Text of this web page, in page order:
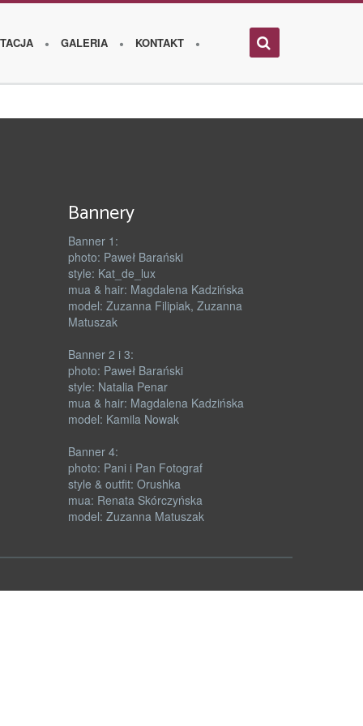
GALERIA KONTAKT
Bannery
Banner 1:
photo: Paweł Barański
style: Kat_de_lux
mua & hair: Magdalena Kadzińska
model: Zuzanna Filipiak, Zuzanna
Matuszak
Banner 2 i 3:
photo: Paweł Barański
style: Natalia Penar
mua & hair: Magdalena Kadzińska
model: Kamila Nowak
Banner 4:
photo: Pani i Pan Fotograf
style & outfit: Orushka
mua: Renata Skórczyńska
model: Zuzanna Matuszak